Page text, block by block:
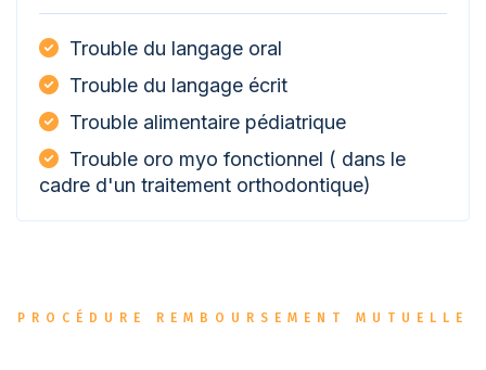
Trouble du langage oral
Trouble du langage écrit
Trouble alimentaire pédiatrique
Trouble oro myo fonctionnel ( dans le
cadre d'un traitement orthodontique)
PROCÉDURE REMBOURSEMENT MUTUELLE